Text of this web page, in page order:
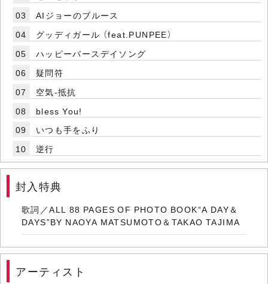
03
AIジョーのブルース
04
グッディガール （feat.PUNPEE）
05
ハッピーバースデイソング
06
疑問符
07
空気-抵抗
08
bless You!
09
いつも手をふり
10
逆行
封入特典
歌詞／ALL 88 PAGES OF PHOTO BOOK“A DAY＆
DAYS”BY NAOYA MATSUMOTO＆TAKAO TAJIMA
アーティスト